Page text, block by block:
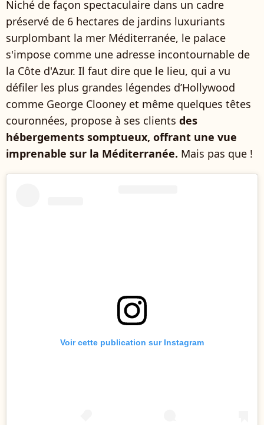
Niché de façon spectaculaire dans un cadre
préservé de 6 hectares de jardins luxuriants
surplombant la mer Méditerranée, le palace
s'impose comme une adresse incontournable de
la Côte d'Azur. Il faut dire que le lieu, qui a vu
défiler les plus grandes légendes d’Hollywood
comme George Clooney et même quelques têtes
couronnées, propose à ses clients des
hébergements somptueux, offrant une vue
imprenable sur la Méditerranée. Mais pas que !
Voir cette publication sur Instagram